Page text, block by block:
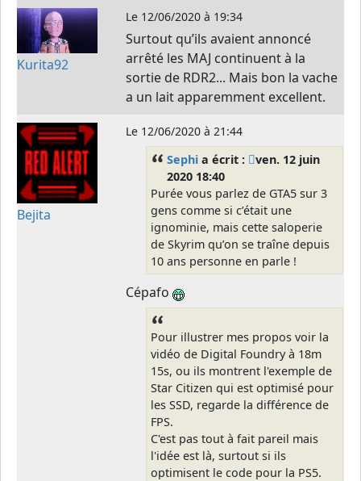
Kurita92
Le 12/06/2020 à 19:34
Surtout qu’ils avaient annoncé
arrêté les MAJ continuent à la
sortie de RDR2... Mais bon la vache
a un lait apparemment excellent.
Bejita
Le 12/06/2020 à 21:44
Sephi a écrit :
ven. 12 juin
2020 18:40
Purée vous parlez de GTA5 sur 3
gens comme si c’était une
ignominie, mais cette saloperie
de Skyrim qu’on se traîne depuis
10 ans personne en parle !
Cépafo
Pour illustrer mes propos voir la
vidéo de Digital Foundry à 18m
15s, ou ils montrent l'exemple de
Star Citizen qui est optimisé pour
les SSD, regarde la différence de
FPS.
C'est pas tout à fait pareil mais
l'idée est là, surtout si ils
optimisent le code pour la PS5.